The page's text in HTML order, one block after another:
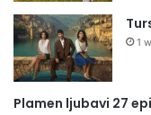
1
Plamen ljubavi 27